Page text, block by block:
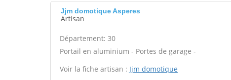
Jjm domotique Asperes
Artisan
Département: 30
Portail en aluminium - Portes de garage -
Voir la fiche artisan : Jjm domotique